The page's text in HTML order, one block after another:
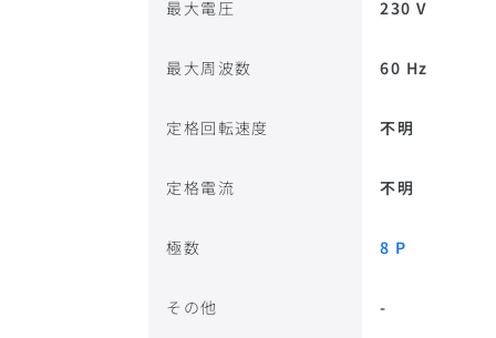
最大電圧 230 V
最大周波数 60 Hz
定格回転速度 不明
定格電流 不明
極数 8 P
その他 -